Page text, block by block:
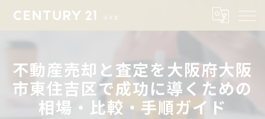
不動産売却と査定を大阪府大阪
市東住吉区で成功に導くための
相場・比較・手順ガイド